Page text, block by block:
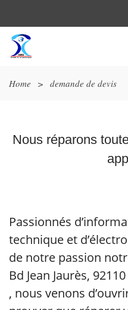
Home > demande de devis
Nous réparons
Passionnés
technique et
de notre passion
Bd Jean Jaurès,
, nous venons